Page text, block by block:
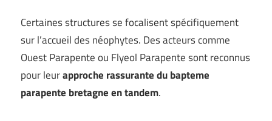
Certaines structures se focalisent spécifiquement
sur l’accueil des néophytes. Des acteurs comme
Ouest Parapente ou Flyeol Parapente sont reconnus
pour leurapproche rassurante du bapteme
parapente bretagne en tandem.